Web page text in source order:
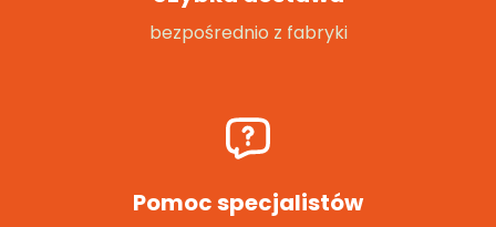
bezpośrednio z fabryki
Pomoc specjalistów